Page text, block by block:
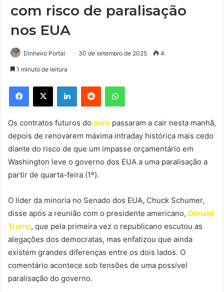
com risco de paralisação
nos EUA
Dinheiro Portal 30 de setembro de 2025 4
1 minuto de leitura
Facebook
X LinkedinReddit WhatsApp
Os contratos futuros do ouro passaram a cair nesta manhã,
depois de renovarem máxima intraday histórica mais cedo
diante do risco de que um impasse orçamentário em
Washington leve o governo dos EUA a uma paralisação a
partir de quarta-feira (1º).
O líder da minoria no Senado dos EUA, Chuck Schumer,
disse após a reunião com o presidente americano, Donald
Trump, que pela primeira vez o republicano escutou as
alegações dos democratas, mas enfatizou que ainda
existem grandes diferenças entre os dois lados. O
comentário acontece sob tensões de uma possível
paralisação do governo.